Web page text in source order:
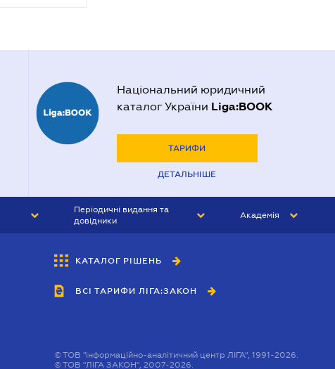
Національний юридичний
каталог України Liga:BOOK
ТАРИФИ
ДЕТАЛЬНІШЕ
Періодичні видання та
довідники
БУХГАЛТЕР&ЗАКОН
ВІСНИК МСФЗ
Академія
КАТАЛОГ РІШЕНЬ
ВСІ ТАРИФИ ЛІГА:ЗАКОН
©ТОВ "інформаційно-аналітичний центр ЛІГА", 1991-2026.
©ТОВ "ЛІГА ЗАКОН", 2007-2026.